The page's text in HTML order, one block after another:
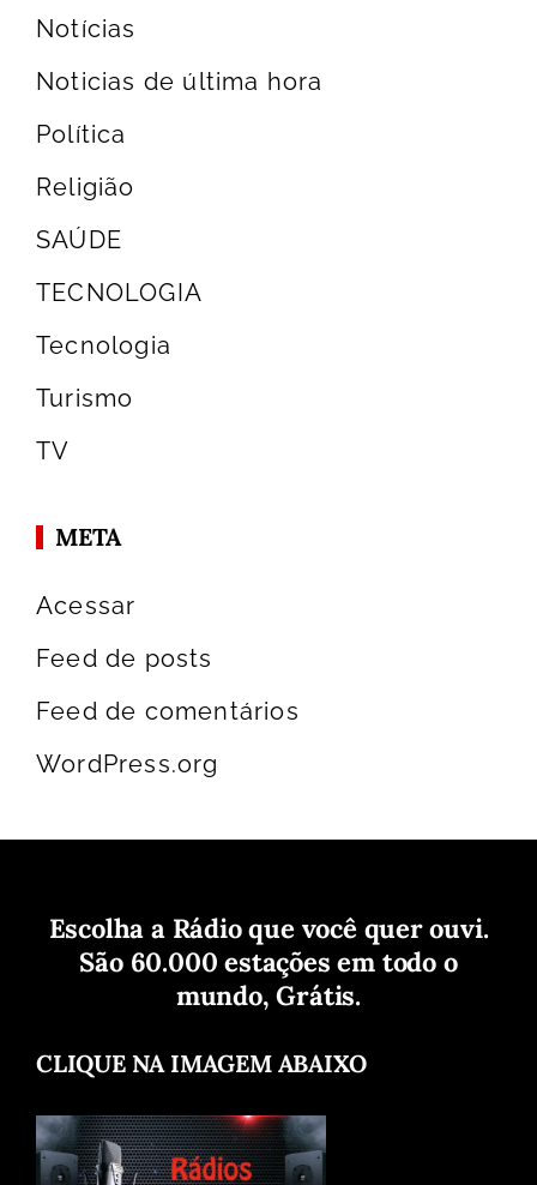
Notícias
Noticias de última hora
Política
Religião
SAÚDE
TECNOLOGIA
Tecnologia
Turismo
TV
META
Acessar
Feed de posts
Feed de comentários
WordPress.org
Escolha a Rádio que você quer ouvi.
São 60.000 estações em todo o
mundo, Grátis.
CLIQUE NA IMAGEM ABAIXO